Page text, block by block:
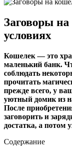
Заговоры
условиях
Кошелек — это
маленький банк.
соблюдать
прочитать
прежде всего, у
уютный домик из
После
заговорить и
достатка, а потом
Содержание